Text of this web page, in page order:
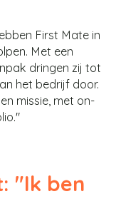
First Mate in
Met een
dringen zij tot
het bedrijf door.
missie, met on-
"Ik ben